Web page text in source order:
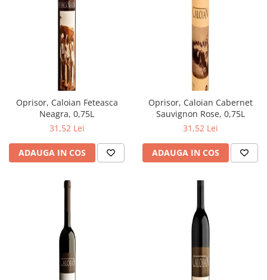
Oprisor, Caloian Feteasca
Neagra, 0,75L
31,52 Lei
ADAUGA IN COS
Oprisor, Caloian Cabernet
Sauvignon Rose, 0,75L
31,52 Lei
ADAUGA IN COS